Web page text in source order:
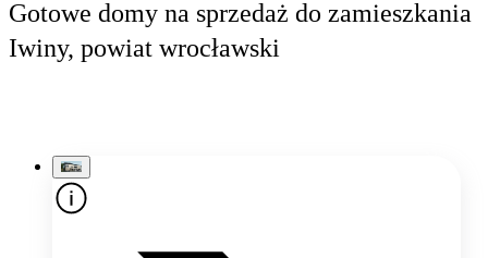
Gotowe domy na sprzedaż do zamieszkania
Iwiny, powiat wrocławski